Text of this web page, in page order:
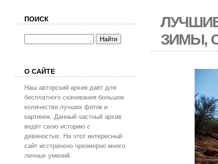
ЗИМЫ,
ПОИСК
О САЙТЕ
Наш авторский архив даёт для
бесплатного скачивания большое
количество лучших фоток и
картинок. Данный частный архив
ведёт свою историю с
девяностых. На этот интересный
сайт исстрачено чрезмерно много
личных умений.